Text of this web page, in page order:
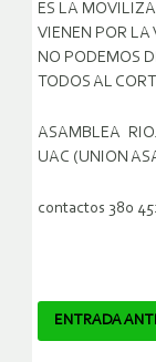
ES LA
VIENEN POR LA
NO PODEMOS
TODOS AL
ASAMBLEA
UAC (UNION
contactos 380
ENTRADA